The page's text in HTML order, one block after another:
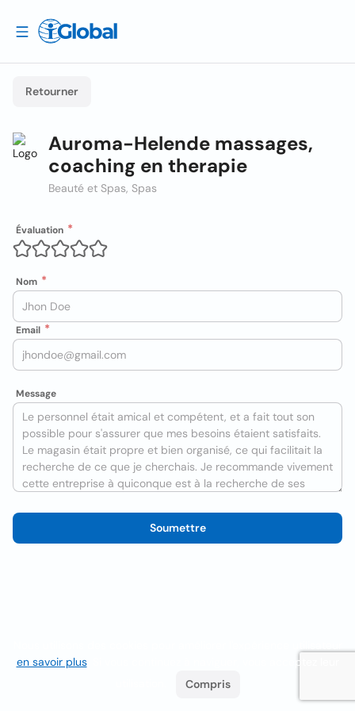
Retourner
Auroma-Helende massages,
coaching en therapie
Beauté et Spas, Spas
Évaluation
Nom
Email
Message
Soumettre
en savoir plus. Si vous continuez à naviguer, vous acceptez leur
Compris